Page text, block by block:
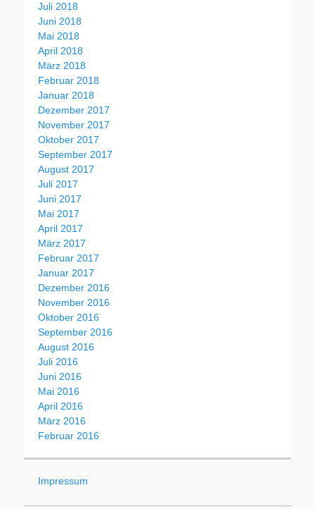
Juli 2018
Juni 2018
Mai 2018
April 2018
März 2018
Februar 2018
Januar 2018
Dezember 2017
November 2017
Oktober 2017
September 2017
August 2017
Juli 2017
Juni 2017
Mai 2017
April 2017
März 2017
Februar 2017
Januar 2017
Dezember 2016
November 2016
Oktober 2016
September 2016
August 2016
Juli 2016
Juni 2016
Mai 2016
April 2016
März 2016
Februar 2016
Impressum